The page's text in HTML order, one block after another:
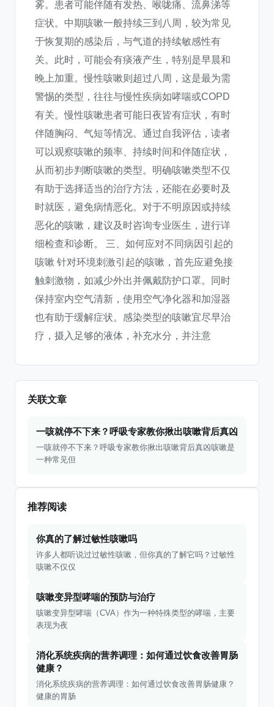
雾。患者可能伴随有发热、喉咙痛、流鼻涕等
症状。中期咳嗽一般持续三到八周，较为常见
于恢复期的感染后，与气道的持续敏感性有
关。此时，可能会有痰液产生，特别是早晨和
晚上加重。慢性咳嗽则超过八周，这是最为需
警惕的类型，往往与慢性疾病如哮喘或COPD
有关。慢性咳嗽患者可能日夜皆有症状，有时
伴随胸闷、气短等情况。通过自我评估，读者
可以观察咳嗽的频率、持续时间和伴随症状，
从而初步判断咳嗽的类型。明确咳嗽类型不仅
有助于选择适当的治疗方法，还能在必要时及
时就医，避免病情恶化。对于不明原因或持续
恶化的咳嗽，建议及时咨询专业医生，进行详
细检查和诊断。 三、如何应对不同病因引起的
咳嗽 针对环境刺激引起的咳嗽，首先应避免接
触刺激物，如减少外出并佩戴防护口罩。同时
保持室内空气清新，使用空气净化器和加湿器
也有助于缓解症状。感染类型的咳嗽宜尽早治
疗，摄入足够的液体，补充水分，并注意
关联文章
一咳就停不下来？呼吸专家教你揪出咳嗽背后真凶
一咳就停不下来？呼吸专家教你揪出咳嗽背后真凶咳嗽是
一种常见但
推荐阅读
你真的了解过敏性咳嗽吗
许多人都听说过过敏性咳嗽，但你真的了解它吗？过敏性
咳嗽不仅仅
咳嗽变异型哮喘的预防与治疗
咳嗽变异型哮喘（CVA）作为一种特殊类型的哮喘，主要
表现为夜
消化系统疾病的营养调理：如何通过饮食改善胃肠
健康？
消化系统疾病的营养调理：如何通过饮食改善胃肠健康？
健康的胃肠